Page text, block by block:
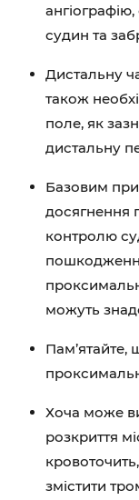
судин та
Дистальну
також
поле, як
дистальну
Базовим
досягнення
контролю
можуть
Пам’ятайте,
Хоча може
розкриття
змістити